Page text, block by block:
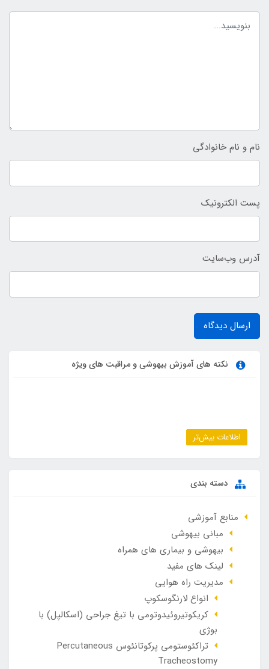
نام و نام خانوادگی
پست الکترونیک
آدرس وب‌سایت
ارسال دیدگاه
نکته های آموزش بیهوشی و مراقبت های ویژه
اطلاعات بیش‌تر
دسته بندی
منابع آموزشی
مبانی بیهوشی
بیهوشی و بیماری های همراه
لینک های مفید
مدیریت راه هوایی
انواع لارنگوسکوپ
کریکوتیروئیدوتومی با تیغ جراحی (اسکالپل) با
بوژی
تراکئوستومی پرکوتانئوس Percutaneous
Tracheostomy